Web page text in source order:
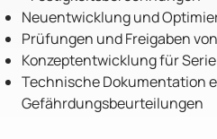
Neuentwicklung und
Prüfungen und Freigaben
Konzeptentwicklung für
Technische Dokumentation
Gefährdungsbeurteilungen